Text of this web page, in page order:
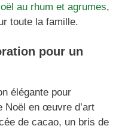
au rhum et agrumes,
toute la famille.
pour un
élégante pour
Noël en œuvre d’art
de cacao, un bris de